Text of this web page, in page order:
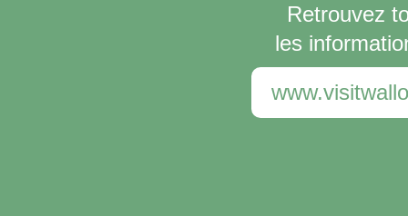
Retrouvez
les